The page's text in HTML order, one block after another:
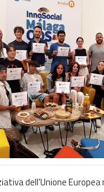
dell'Unione